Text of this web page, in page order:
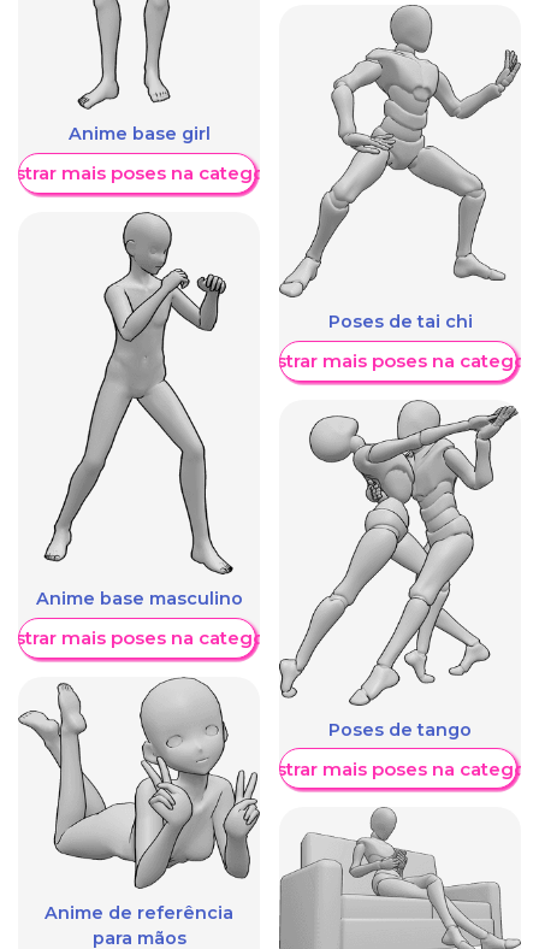
Anime base girl
mais poses na categoria
Anime base masculino
mais poses na categoria
Anime de referência
para mãos
Poses de tai chi
Mostrar mais poses na
Poses de tango
Mostrar mais poses na